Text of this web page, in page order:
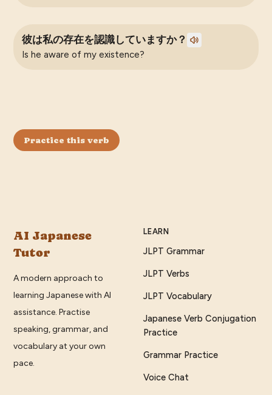
彼は私の存在を認識していますか？
Is he aware of my existence?
Practice this verb
AI Japanese
Tutor
A modern approach to
learning Japanese with AI
assistance. Practise
speaking, grammar, and
vocabulary at your own
pace.
LEARN
JLPT Grammar
JLPT Verbs
JLPT Vocabulary
Japanese Verb Conjugation
Practice
Grammar Practice
Voice Chat